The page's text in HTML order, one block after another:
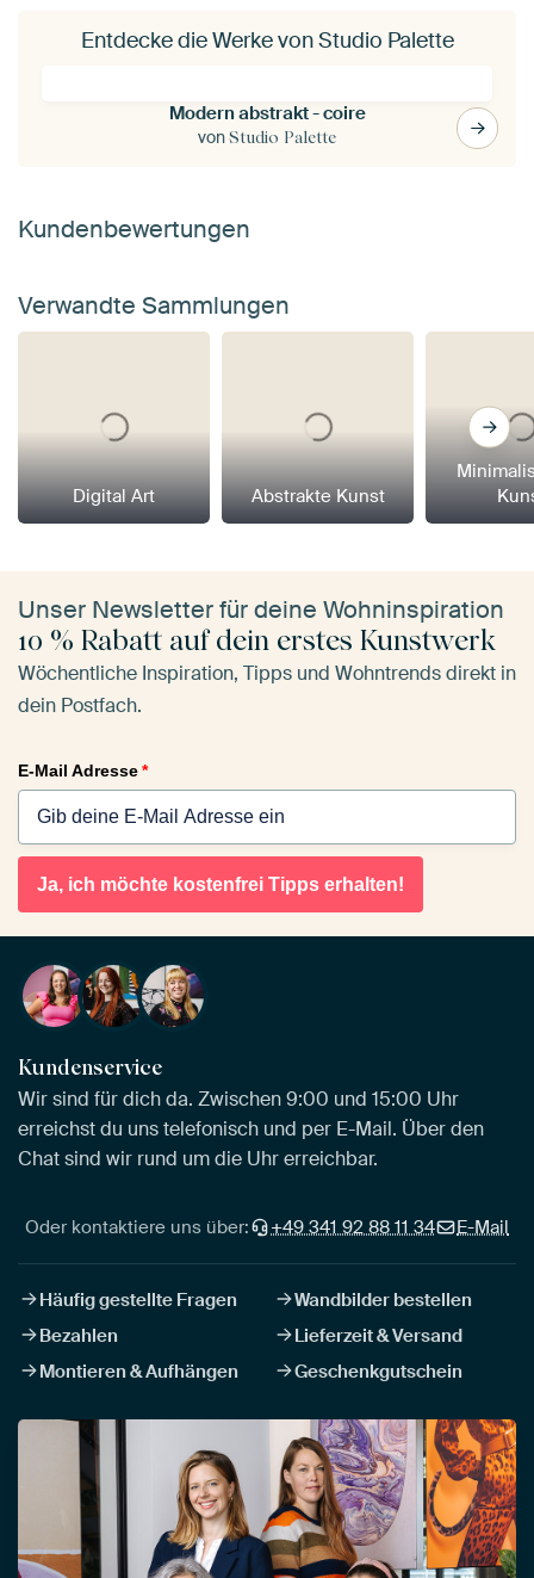
Entdecke die Werke von Studio Palette
Modern abstrakt - coire
vonStudio Palette
Kundenbewertungen
Verwandte Sammlungen
Digital Art Abstrakte Kunst
Unser Newsletter für deine Wohninspiration
10 % Rabatt auf dein erstes Kunstwerk
Wöchentliche Inspiration, Tipps und Wohntrends direkt in
dein Postfach.
E-Mail Adresse*
Ja, ich möchte kostenfrei Tipps erhalten!
Kundenservice
Wir sind für dich da. Zwischen 9:00 und 15:00 Uhr
erreichst du uns telefonisch und per E-Mail. Über den
Chat sind wir rund um die Uhr erreichbar.
Oder kontaktiere uns über: +49 341 92 88 11 34 E-Mail
Häufig gestellte Fragen
Wandbilder bestellen
Bezahlen
Lieferzeit & Versand
Montieren & Aufhängen
Geschenkgutschein